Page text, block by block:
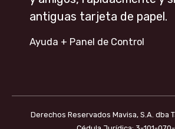
antiguas tarjeta de papel.
Ayuda + Panel de Control
Derechos Reservados Mavisa, S.A. dba